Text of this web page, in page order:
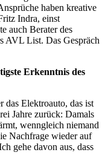
haben kreative
Indra, einst
auch Berater des
AVL List. Das Gespräch
Erkenntnis des
das Elektroauto, das ist
Jahre zurück: Damals
wenngleich niemand
Nachfrage wieder auf
gehe davon aus, dass